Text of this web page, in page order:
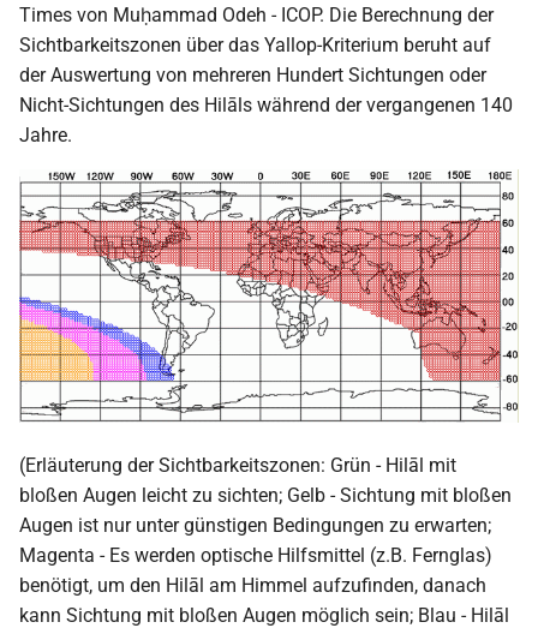
Times von Muḥammad Odeh - ICOP. Die Berechnung der
Sichtbarkeitszonen über das Yallop-Kriterium beruht auf
der Auswertung von mehreren Hundert Sichtungen oder
Nicht-Sichtungen des Hilāls während der vergangenen 140
Jahre.
(Erläuterung der Sichtbarkeitszonen: Grün - Hilāl mit
bloßen Augen leicht zu sichten; Gelb - Sichtung mit bloßen
Augen ist nur unter günstigen Bedingungen zu erwarten;
Magenta - Es werden optische Hilfsmittel (z.B. Fernglas)
benötigt, um den Hilāl am Himmel aufzufinden, danach
kann Sichtung mit bloßen Augen möglich sein; Blau - Hilāl